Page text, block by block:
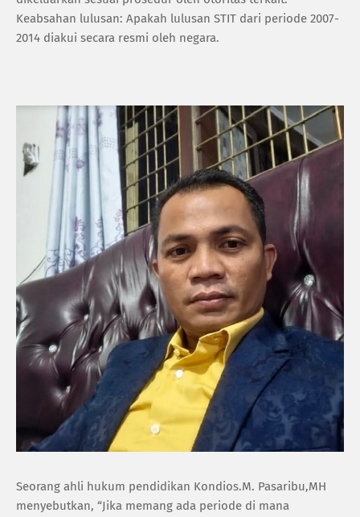
Keabsahan lulusan: Apakah lulusan STIT dari periode 2007-
2014 diakui secara resmi oleh negara.
Seorang ahli hukum pendidikan Kondios.M. Pasaribu,MH
menyebutkan, “Jika memang ada periode di mana